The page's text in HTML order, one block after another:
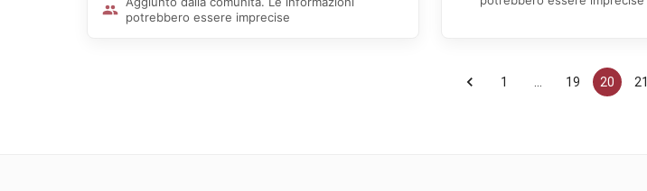
potrebbero essere imprecise
1 19 20 21